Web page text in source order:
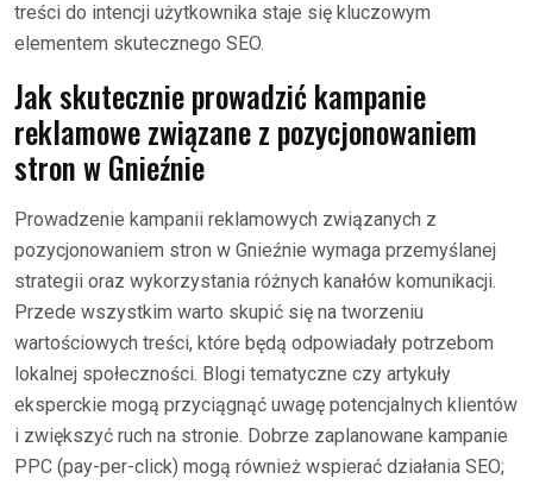
treści do intencji użytkownika staje się kluczowym
elementem skutecznego SEO.
Jak skutecznie prowadzić kampanie
reklamowe związane z pozycjonowaniem
stron w Gnieźnie
Prowadzenie kampanii reklamowych związanych z
pozycjonowaniem stron w Gnieźnie wymaga przemyślanej
strategii oraz wykorzystania różnych kanałów komunikacji.
Przede wszystkim warto skupić się na tworzeniu
wartościowych treści, które będą odpowiadały potrzebom
lokalnej społeczności. Blogi tematyczne czy artykuły
eksperckie mogą przyciągnąć uwagę potencjalnych klientów
i zwiększyć ruch na stronie. Dobrze zaplanowane kampanie
PPC (pay-per-click) mogą również wspierać działania SEO;